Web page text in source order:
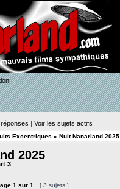
| Voir les sujets actifs
Excentriques » Nuit Nanarland 2025
2025
3
1 sur 1 [ 3 sujets ]